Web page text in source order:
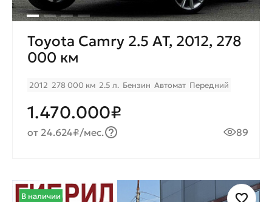
Toyota Camry 2.5 AT, 2012, 278
000 км
2012 278 000 км 2.5 л. Бензин Автомат Передний
1.470.000₽
от 24.624₽/мес. 89
В наличии